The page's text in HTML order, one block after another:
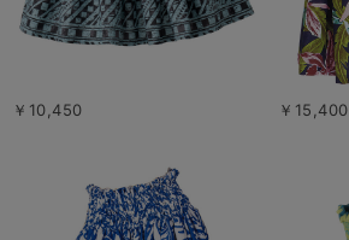
￥10,450 ￥15,400